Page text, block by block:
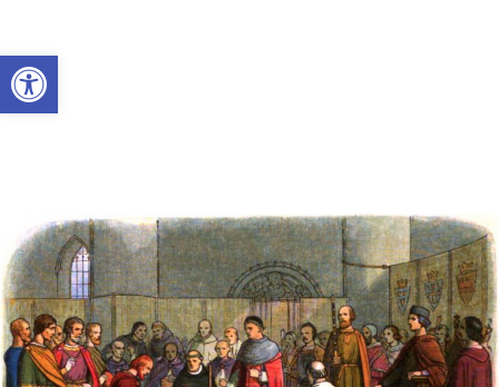
Abrir a barra de ferramentas